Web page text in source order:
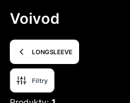
Voivod
LONGSLEEVE
Filtry